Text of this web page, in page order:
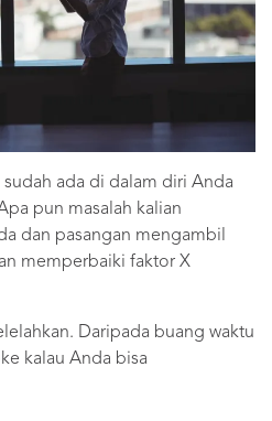
ada di dalam diri Anda
pun masalah kalian
dan pasangan mengambil
memperbaiki faktor X
Daripada buang waktu
kalau Anda bisa